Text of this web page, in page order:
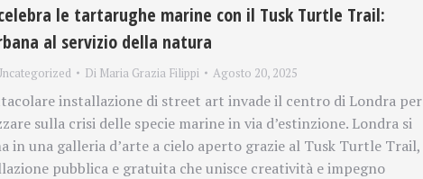
le tartarughe marine con il Tusk Turtle Trail:
al servizio della natura
Di Maria Grazia Filippi Agosto 20, 2025
installazione di street art invade il centro di Londra per
sulla crisi delle specie marine in via d’estinzione. Londra si
in una galleria d’arte a cielo aperto grazie al Tusk Turtle Trail,
pubblica e gratuita che unisce creatività e impegno